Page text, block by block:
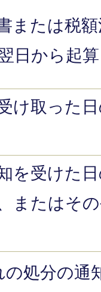
または税
日から起
け取った
を受けた
またはそ
処分の通